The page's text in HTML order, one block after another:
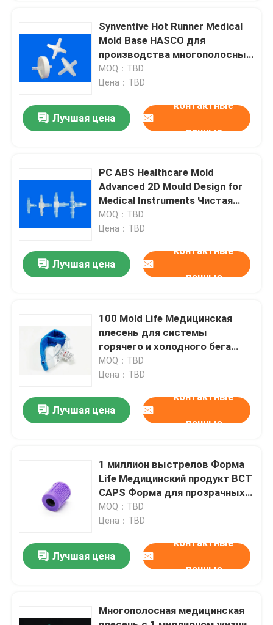
Домой
VR Шоу
Экскурсия по фабрике
Контроль качества
Контакт с нами
Новости
Запросить расценки
Synventive Hot Runner Medical
Mold Base HASCO для
производства многополосных
медицинских изделий
MOQ：TBD
Цена：TBD
Лучшая цена
контактные
данные
PC ABS Healthcare Mold
Advanced 2D Mould Design for
Medical Instruments Чистая
комната Инжекционная
фабрика для формования
MOQ：TBD
Цена：TBD
Лучшая цена
контактные
данные
100 Mold Life Медицинская
плесень для системы
горячего и холодного бега
Чистая комната Медицинское
устройство
MOQ：TBD
Цена：TBD
Лучшая цена
контактные
данные
1 миллион выстрелов Форма
Life Медицинский продукт BCT
CAPS Форма для прозрачных
материалов
MOQ：TBD
Цена：TBD
Лучшая цена
контактные
данные
Многополосная медицинская